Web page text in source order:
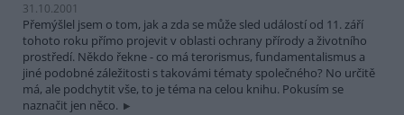
31.10.2001
Přemýšlel jsem o tom, jak a zda se může sled událostí od 11. září
tohoto roku přímo projevit v oblasti ochrany přírody a životního
prostředí. Někdo řekne - co má terorismus, fundamentalismus a
jiné podobné záležitosti s takovámi tématy společného? No určitě
má, ale podchytit vše, to je téma na celou knihu. Pokusím se
naznačit jen něco.